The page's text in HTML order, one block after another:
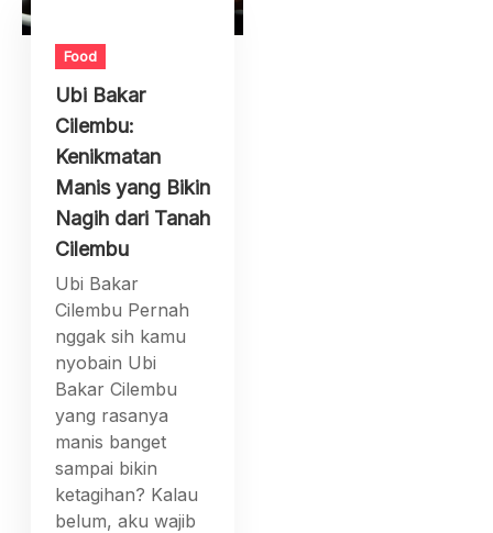
Food
Ubi Bakar
Cilembu:
Kenikmatan
Manis yang Bikin
Nagih dari Tanah
Cilembu
Ubi Bakar
Cilembu Pernah
nggak sih kamu
nyobain Ubi
Bakar Cilembu
yang rasanya
manis banget
sampai bikin
ketagihan? Kalau
belum, aku wajib